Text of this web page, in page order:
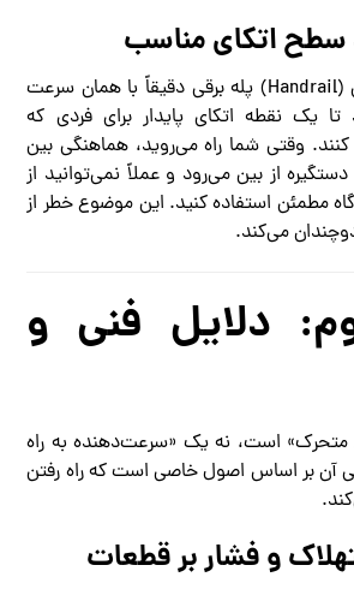
دستگیره‌های لاستیکی (Handrail) پله برقی دقیقاً با همان سرعت
یک نقطه اتکای پایدار برای فردی که
وقتی شما راه می‌روید، هماهنگی بین
از بین می‌رود و عملاً نمی‌توانید از
مطمئن استفاده کنید. این موضوع خطر از
می‌کند.
دلایل فنی و
متحرک» است، نه یک «سرعت‌دهنده به راه
آن بر اساس اصول خاصی است که راه رفتن